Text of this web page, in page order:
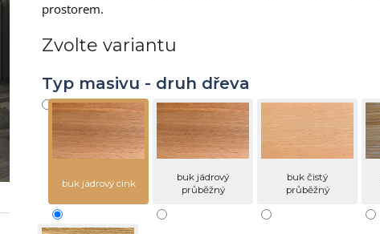
hvězdiček.
Zvolte variantu
Typ masivu - druh dřeva
buk jádrový cink
buk jádrový
průběžný
buk čistý
průběžný
prostorem.